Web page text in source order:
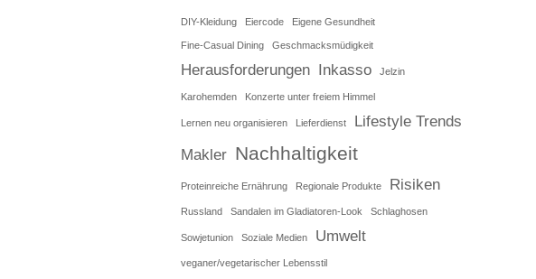
DIY-Kleidung Eiercode Eigene Gesundheit
Fine-Casual Dining Geschmacksmüdigkeit
Herausforderungen Inkasso Jelzin
Karohemden Konzerte unter freiem Himmel
Lernen neu organisieren Lieferdienst
Lifestyle Trends
Makler Nachhaltigkeit
Proteinreiche Ernährung Regionale Produkte Risiken
Russland Sandalen im Gladiatoren-Look Schlaghosen
Sowjetunion Soziale Medien Umwelt
veganer/vegetarischer Lebensstil